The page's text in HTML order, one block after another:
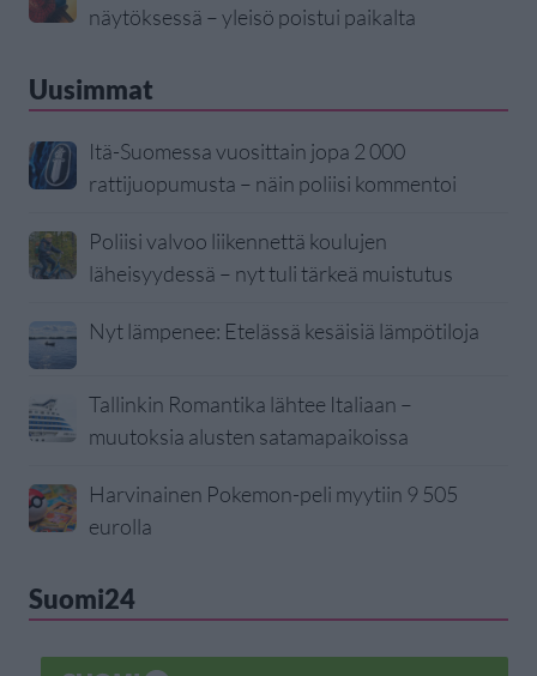
näytöksessä – yleisö poistui paikalta
Uusimmat
Itä-Suomessa vuosittain jopa 2 000
rattijuopumusta – näin poliisi kommentoi
Poliisi valvoo liikennettä koulujen
läheisyydessä – nyt tuli tärkeä muistutus
Nyt lämpenee: Etelässä kesäisiä lämpötiloja
Tallinkin Romantika lähtee Italiaan –
muutoksia alusten satamapaikoissa
Harvinainen Pokemon-peli myytiin 9 505
eurolla
Suomi24